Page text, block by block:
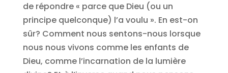
de répondre « parce que Dieu (ou un
principe quelconque) l’a voulu ». En est-on
sûr? Comment nous sentons-nous lorsque
nous nous vivons comme les enfants de
Dieu, comme l’incarnation de la lumière